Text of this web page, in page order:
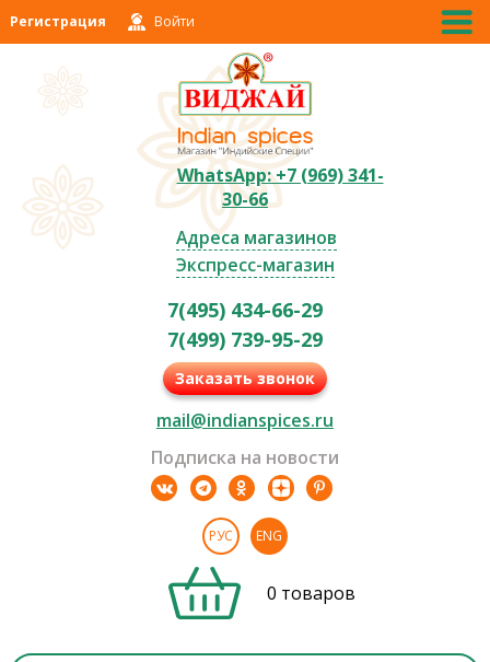
Регистрация Войти
WhatsApp: +7 (969) 341-
30-66
Адреса магазинов
Экспресс-магазин
7(495) 434-66-29
7(499) 739-95-29
Заказать звонок
mail@indianspices.ru
Подписка на новости
РУС ENG
0 товаров